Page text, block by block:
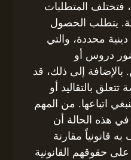
فتختلف المتطلبات
يتطلب الحصول
محددة، والتي
دروس أو
بالإضافة إلى ذلك، قد
بالتقاليد أو
اتباعها. من المهم
في هذه الحالة أن
به قانونياً مقارنة
على حقوقهم القانونية